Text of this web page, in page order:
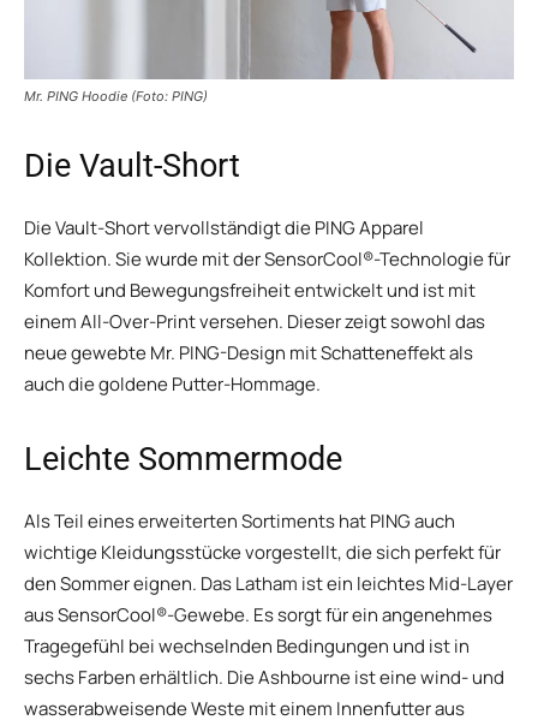
Mr. PING Hoodie (Foto: PING)
Die Vault-Short
Die Vault-Short vervollständigt die PING Apparel
Kollektion. Sie wurde mit der SensorCool®-Technologie für
Komfort und Bewegungsfreiheit entwickelt und ist mit
einem All-Over-Print versehen. Dieser zeigt sowohl das
neue gewebte Mr. PING-Design mit Schatteneffekt als
auch die goldene Putter-Hommage.
Leichte Sommermode
Als Teil eines erweiterten Sortiments hat PING auch
wichtige Kleidungsstücke vorgestellt, die sich perfekt für
den Sommer eignen. Das Latham ist ein leichtes Mid-Layer
aus SensorCool®-Gewebe. Es sorgt für ein angenehmes
Tragegefühl bei wechselnden Bedingungen und ist in
sechs Farben erhältlich. Die Ashbourne ist eine wind- und
wasserabweisende Weste mit einem Innenfutter aus